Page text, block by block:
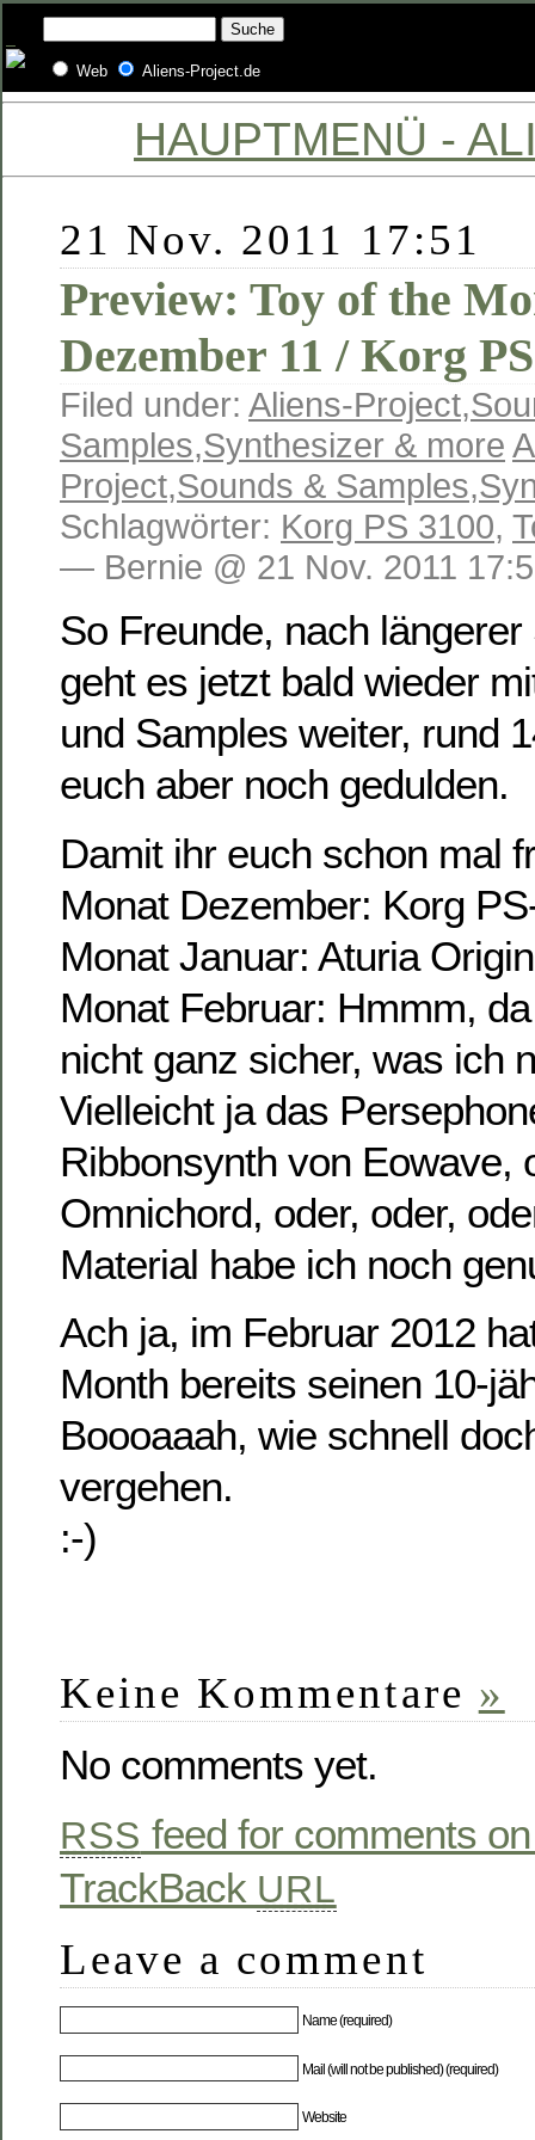
Web Aliens-Project.de
HAUPTMENÜ -
21 Nov. 2011 17:51
Preview: Toy of the
Dezember 11 / Korg
Filed under: Aliens-Project,
Samples,Synthesizer & more
Project,Sounds & Samples,
Schlagwörter: Korg PS 3100,
— Bernie @ 21 Nov. 2011
So Freunde, nach
geht es jetzt bald wieder
und Samples weiter, rund
euch aber noch gedulden.
Damit ihr euch schon mal
Monat Dezember: Korg
Monat Januar: Aturia Origin
Monat Februar: Hmmm,
nicht ganz sicher, was ich
Vielleicht ja das
Ribbonsynth von Eowave,
Omnichord, oder, oder,
Material habe ich noch
Ach ja, im Februar 2012
Month bereits seinen 10-
Boooaaah, wie schnell
vergehen.
:-)
Keine Kommentare »
No comments yet.
RSS feed for comments
TrackBack URL
Leave a comment
Name (required)
Mail (will not be published) (required)
Website